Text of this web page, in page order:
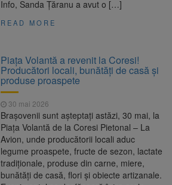
Info, Sanda Țăranu a avut o […]
READ MORE
Piața Volantă a revenit la Coresi!
Producători locali, bunătăți de casă și
produse proaspete
30 mai 2026
Brașovenii sunt așteptați astăzi, 30 mai, la
Piața Volantă de la Coresi Pietonal – La
Avion, unde producătorii locali aduc
legume proaspete, fructe de sezon, lactate
tradiționale, produse din carne, miere,
bunătăți de casă, flori și obiecte artizanale.